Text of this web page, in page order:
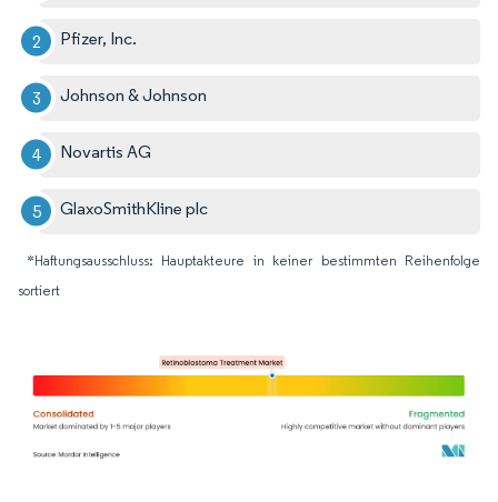
Pfizer, Inc.
Johnson & Johnson
Novartis AG
GlaxoSmithKline plc
*Haftungsausschluss: Hauptakteure in keiner bestimmten Reihenfolge
sortiert